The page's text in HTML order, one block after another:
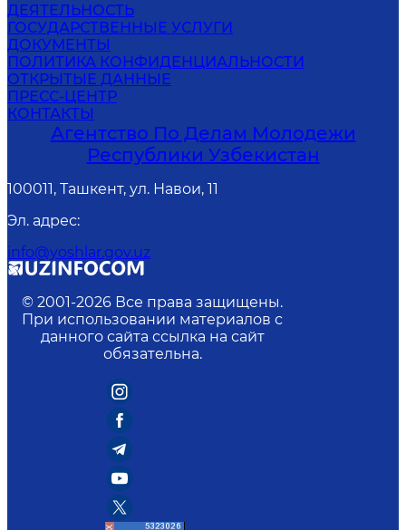
ДЕЯТЕЛЬНОСТЬ
ГОСУДАРСТВЕННЫЕ УСЛУГИ
ДОКУМЕНТЫ
ПОЛИТИКА КОНФИДЕНЦИАЛЬНОСТИ
ОТКРЫТЫЕ ДАННЫЕ
ПРЕСС-ЦЕНТР
КОНТАКТЫ
Агентство По Делам Молодежи
Республики Узбекистан
100011, Ташкент, ул. Навои, 11
Эл. адрес:
info@yoshlar.gov.uz
© 2001-2026 Все права защищены.
При использовании материалов с
данного сайта ссылка на сайт
обязательна.